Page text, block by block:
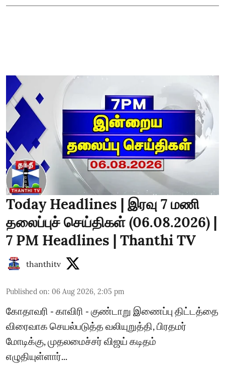
Today Headlines | இரவு 7 மணி
தலைப்புச் செய்திகள் (06.08.2026) |
7 PM Headlines | Thanthi TV
thanthitv
Published on: 06 Aug 2026, 2:05 pm
கோதாவரி - காவிரி - குண்டாறு இணைப்பு திட்டத்தை
விரைவாக செயல்படுத்த வலியுறுத்தி, பிரதமர்
மோடிக்கு, முதலமைச்சர் விஜய் கடிதம்
எழுதியுள்ளார்...